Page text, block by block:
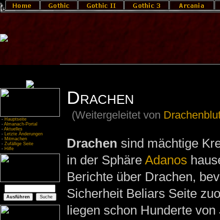
- Hauptseite
- Almanach-Portal
- Aktuelles
- Letzte Änderungen
- Mitmachen
- Zufällige Seite
- Hilfe
Drachen
(Weitergeleitet von
Drachen sind mächtige
in der Sphäre Adanos
Berichte über Drachen,
Sicherheit Beliars Seite
liegen schon Hunderte